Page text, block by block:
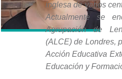
inglesa de varios
Actualmente se
Agrupación de
(ALCE) de Londres,
Acción Educativa
Educación y